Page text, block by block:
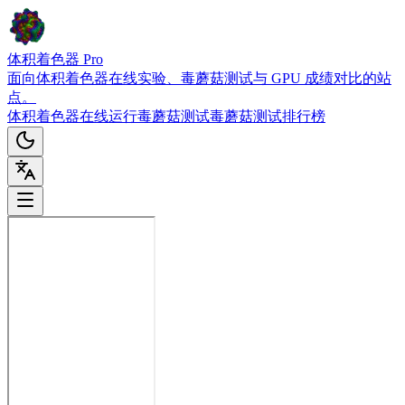
体积着色器 Pro
面向体积着色器在线实验、毒蘑菇测试与 GPU 成绩对比的站
点。
体积着色器在线运行毒蘑菇测试毒蘑菇测试排行榜